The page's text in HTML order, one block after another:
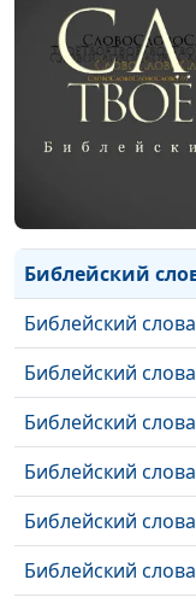
Библейский
Библейский
Библейский
Библейский
Библейский
Библейский
Библейский
Библейский
Библейский
Библейский
Библейский